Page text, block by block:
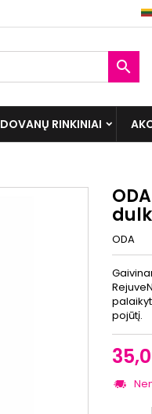

DOVANŲ RINKINIAI
ODA
pojūtį.